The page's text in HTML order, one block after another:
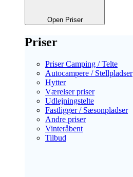
Open Priser
Priser
Priser Camping / Telte
Autocampere / Stellpladser
Hytter
Værelser priser
Udlejningstelte
Fastligger / Sæsonpladser
Andre priser
Vinteråbent
Tilbud